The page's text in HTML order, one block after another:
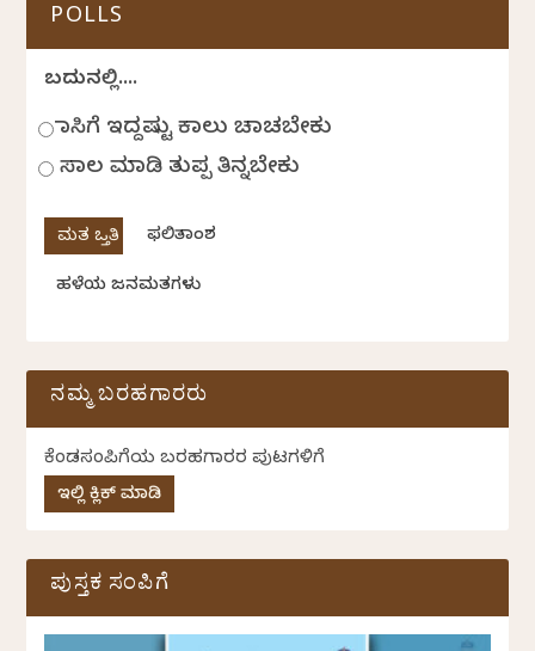
POLLS
ಬದುಕಿನಲ್ಲಿ....
ಹಾಸಿಗೆ ಇದ್ದಷ್ಟು ಕಾಲು ಚಾಚಬೇಕು
ಸಾಲ ಮಾಡಿ ತುಪ್ಪ ತಿನ್ನಬೇಕು
ಫಲಿತಾಂಶ
ಹಳೆಯ ಜನಮತಗಳು
ನಮ್ಮ ಬರಹಗಾರರು
ಕೆಂಡಸಂಪಿಗೆಯ ಬರಹಗಾರರ ಪುಟಗಳಿಗೆ
ಇಲ್ಲಿ ಕ್ಲಿಕ್ ಮಾಡಿ
ಪುಸ್ತಕ ಸಂಪಿಗೆ